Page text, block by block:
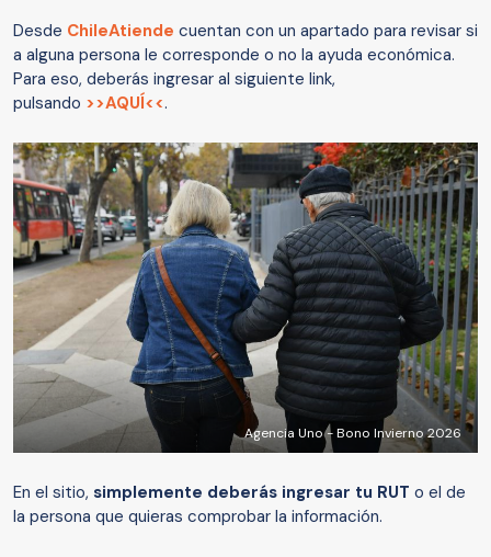
Desde ChileAtiende cuentan con un apartado para revisar si
a alguna persona le corresponde o no la ayuda económica.
Para eso, deberás ingresar al siguiente link,
pulsando >>AQUÍ<<.
Agencia Uno - Bono Invierno 2026
En el sitio, simplemente deberás ingresar tu RUT o el de
la persona que quieras comprobar la información.